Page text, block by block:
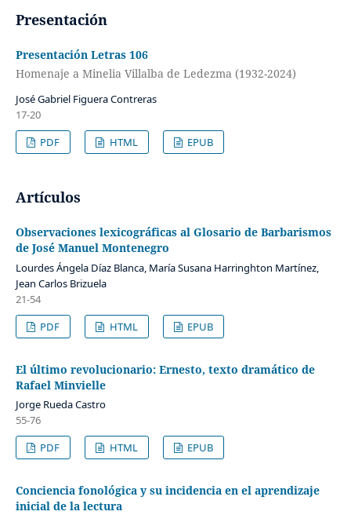
Presentación
Presentación Letras 106
Homenaje a Minelia Villalba de Ledezma (1932-2024)
José Gabriel Figuera Contreras
17-20
PDF
HTML EPUB
Artículos
Observaciones lexicográficas al Glosario de Barbarismos
de José Manuel Montenegro
Lourdes Ángela Díaz Blanca, María Susana Harringhton Martínez,
Jean Carlos Brizuela
21-54
PDF
HTML EPUB
El último revolucionario: Ernesto, texto dramático de
Rafael Minvielle
Jorge Rueda Castro
55-76
PDF
HTML EPUB
Conciencia fonológica y su incidencia en el aprendizaje
inicial de la lectura